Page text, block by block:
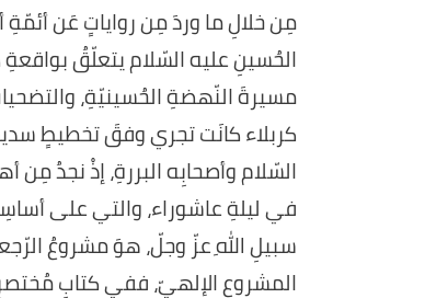
مِن خلالِ ما وردَ مِن رواياتٍ عَن أئمّةِ
الحُسينِ عليه السّلام يتعلّقُ
مسيرةَ النّهضةِ الحُسينيّةِ،
كربلاء كانَت تجري وفقَ تخطيطٍ سديدٍ
السّلام وأصحابِه البررةِ، إذْ نجدُ
في ليلةِ عاشوراء، والتي على
سبيلِ اللهِ عزّ وجلّ، هوَ مشروعُ